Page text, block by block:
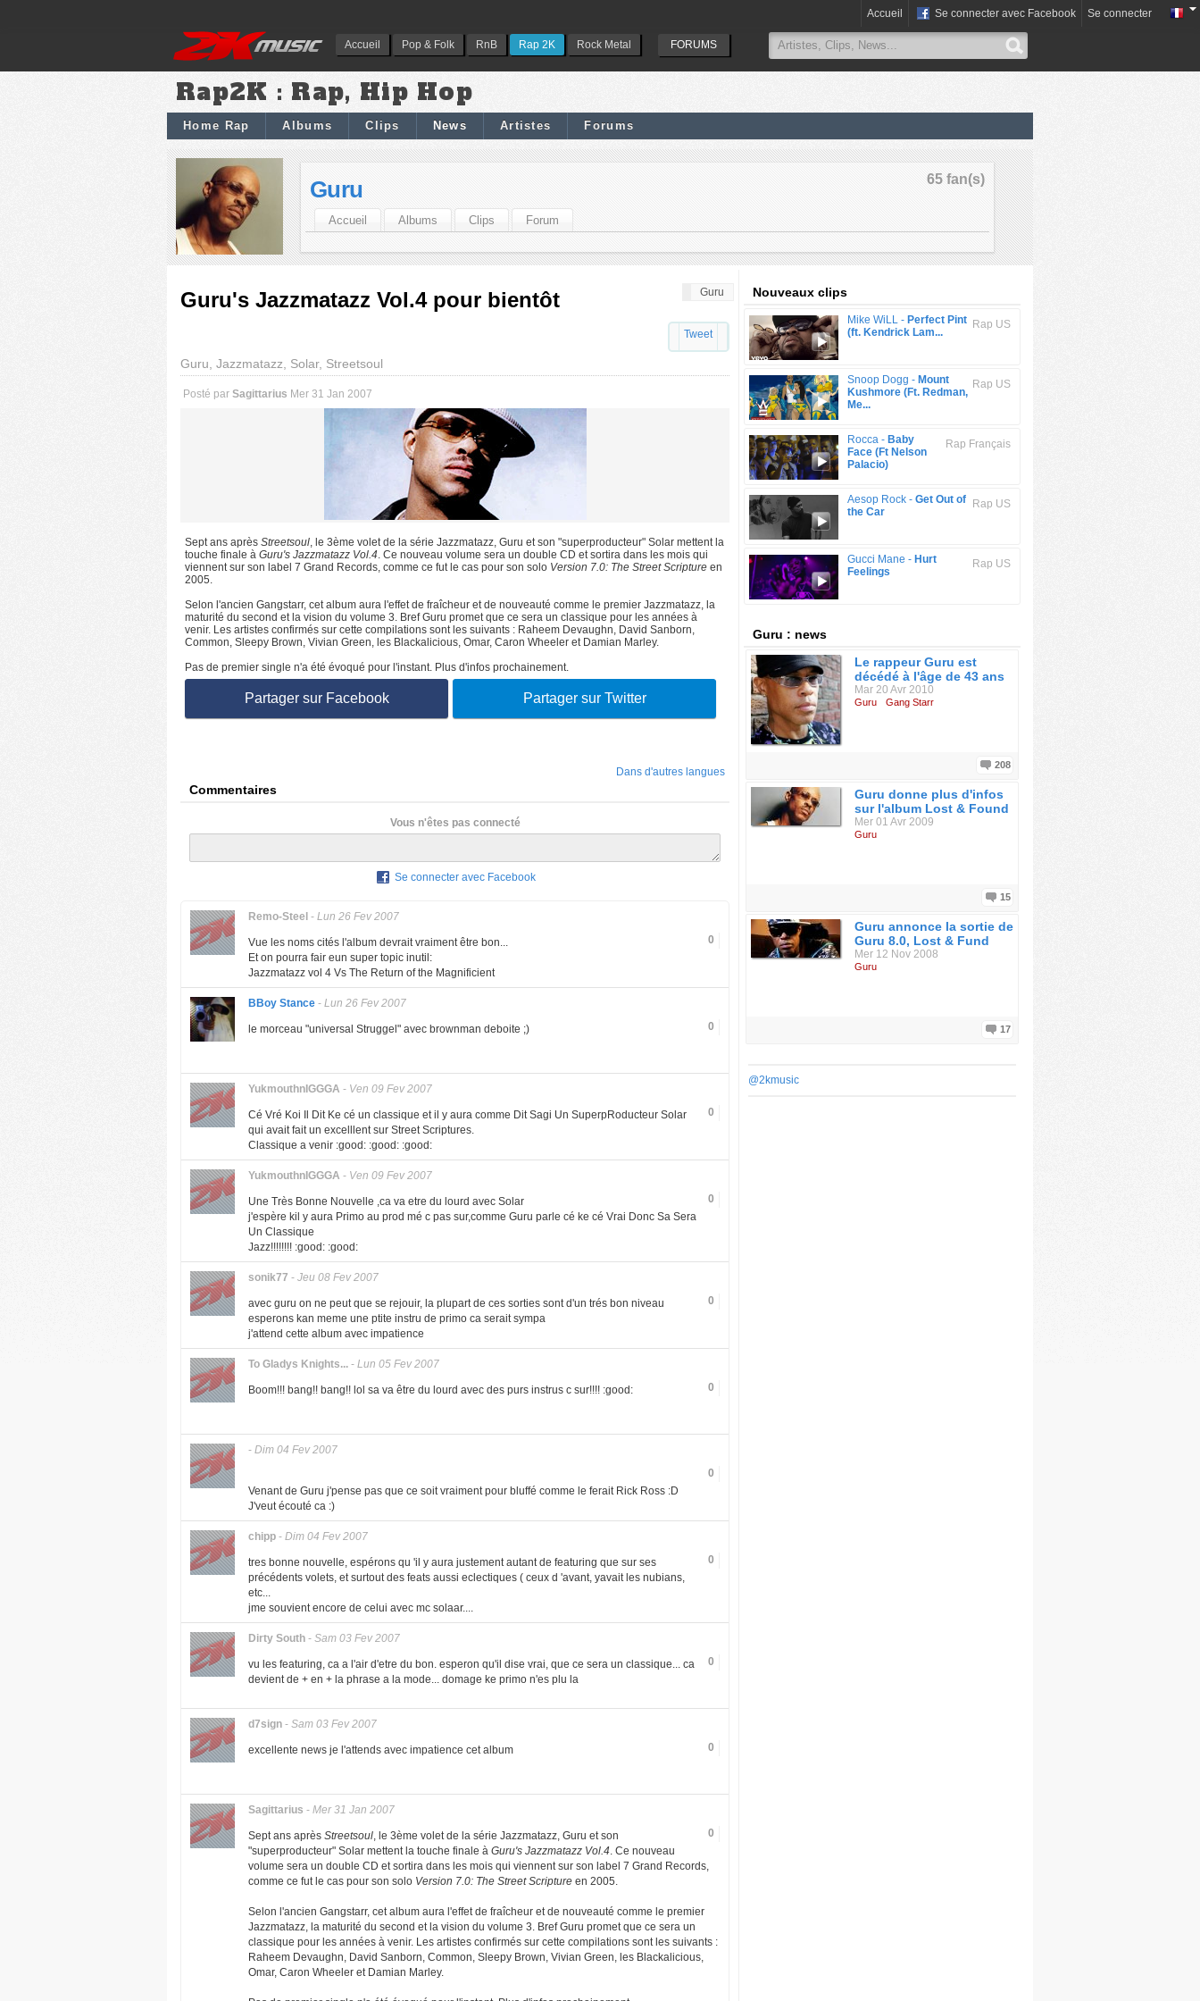
Accueil Pop & Folk RnB Rap 2K Rock Metal FORUMS
Accueil Se connecter avec Facebook Se connecter
Rap2K : Rap, Hip Hop
Home Rap Albums Clips News Artistes Forums
65 fan(s)
Guru
Accueil Albums Clips Forum
Guru
Guru's Jazzmatazz Vol.4 pour bientôt
Tweet
Guru, Jazzmatazz, Solar, Streetsoul
Posté par Sagittarius Mer 31 Jan 2007
Sept ans après Streetsoul, le 3ème volet de la série Jazzmatazz, Guru et son "superproducteur" Solar mettent la
touche finale à Guru's Jazzmatazz Vol.4. Ce nouveau volume sera un double CD et sortira dans les mois qui
viennent sur son label 7 Grand Records, comme ce fut le cas pour son solo Version 7.0: The Street Scripture en
2005.
Selon l'ancien Gangstarr, cet album aura l'effet de fraîcheur et de nouveauté comme le premier Jazzmatazz, la
maturité du second et la vision du volume 3. Bref Guru promet que ce sera un classique pour les années à
venir. Les artistes confirmés sur cette compilations sont les suivants : Raheem Devaughn, David Sanborn,
Common, Sleepy Brown, Vivian Green, les Blackalicious, Omar, Caron Wheeler et Damian Marley.
Pas de premier single n'a été évoqué pour l'instant. Plus d'infos prochainement.
Partager sur Facebook Partager sur Twitter
Dans d'autres langues
Commentaires
Vous n'êtes pas connecté
Se connecter avec Facebook
Remo-Steel - Lun 26 Fev 2007
0
Vue les noms cités l'album devrait vraiment être bon...
Et on pourra fair eun super topic inutil:
Jazzmatazz vol 4 Vs The Return of the Magnificient
BBoy Stance - Lun 26 Fev 2007
0
le morceau "universal Struggel" avec brownman deboite ;)
YukmouthnIGGGA - Ven 09 Fev 2007
0
Cé Vré Koi Il Dit Ke cé un classique et il y aura comme Dit Sagi Un SuperpRoducteur Solar
qui avait fait un excelllent sur Street Scriptures.
Classique a venir :good: :good: :good:
YukmouthnIGGGA - Ven 09 Fev 2007
0
Une Très Bonne Nouvelle ,ca va etre du lourd avec Solar
j'espère kil y aura Primo au prod mé c pas sur,comme Guru parle cé ke cé Vrai Donc Sa Sera
Un Classique
Jazz!!!!!!!! :good: :good:
sonik77 - Jeu 08 Fev 2007
0
avec guru on ne peut que se rejouir, la plupart de ces sorties sont d'un trés bon niveau
esperons kan meme une ptite instru de primo ca serait sympa
j'attend cette album avec impatience
To Gladys Knights... - Lun 05 Fev 2007
0
Boom!!! bang!! bang!! lol sa va être du lourd avec des purs instrus c sur!!!! :good:
- Dim 04 Fev 2007
0
Venant de Guru j'pense pas que ce soit vraiment pour bluffé comme le ferait Rick Ross :D
J'veut écouté ca :)
chipp - Dim 04 Fev 2007
0
tres bonne nouvelle, espérons qu 'il y aura justement autant de featuring que sur ses
précédents volets, et surtout des feats aussi eclectiques ( ceux d 'avant, yavait les nubians,
etc...
jme souvient encore de celui avec mc solaar....
Dirty South - Sam 03 Fev 2007
0
vu les featuring, ca a l'air d'etre du bon. esperon qu'il dise vrai, que ce sera un classique... ca
devient de + en + la phrase a la mode... domage ke primo n'es plu la
d7sign - Sam 03 Fev 2007
0
excellente news je l'attends avec impatience cet album
Sagittarius - Mer 31 Jan 2007
0
Sept ans après Streetsoul , le 3ème volet de la série Jazzmatazz, Guru et son
"superproducteur" Solar mettent la touche finale à Guru's Jazzmatazz Vol.4 . Ce nouveau
volume sera un double CD et sortira dans les mois qui viennent sur son label 7 Grand Records,
comme ce fut le cas pour son solo Version 7.0: The Street Scripture en 2005.
Selon l'ancien Gangstarr, cet album aura l'effet de fraîcheur et de nouveauté comme le premier
Jazzmatazz, la maturité du second et la vision du volume 3. Bref Guru promet que ce sera un
classique pour les années à venir. Les artistes confirmés sur cette compilations sont les suivants :
Raheem Devaughn, David Sanborn, Common, Sleepy Brown, Vivian Green, les Blackalicious,
Omar, Caron Wheeler et Damian Marley.
Nouveaux clips
Rap US
Mike WiLL - Perfect Pint
(ft. Kendrick Lam...
Rap US
Snoop Dogg - Mount
Kushmore (Ft. Redman,
Me...
Rap Français
Rocca - Baby
Face (Ft Nelson
Palacio)
Rap US
Aesop Rock - Get Out of
the Car
Rap US
Gucci Mane - Hurt
Feelings
Guru : news
Le rappeur Guru est
décédé à l'âge de 43 ans
Mar 20 Avr 2010
Guru Gang Starr
208
Guru donne plus d'infos
sur l'album Lost & Found
Mer 01 Avr 2009
Guru
15
Guru annonce la sortie de
Guru 8.0, Lost & Fund
Mer 12 Nov 2008
Guru
17
@2kmusic